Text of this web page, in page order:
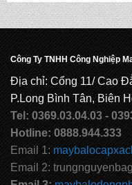
CẶP HỌC
CẶP HỌC
CẶP HỌC
CẶP HỌC
Công Ty TNHH Công Nghiệp
Địa chỉ: Cổng 11/ Cao
P.Long Bình Tân, Biên
Tel: 0369.03.04.03 -
Hotline: 0888.944.333
Email 1:
Email 2: